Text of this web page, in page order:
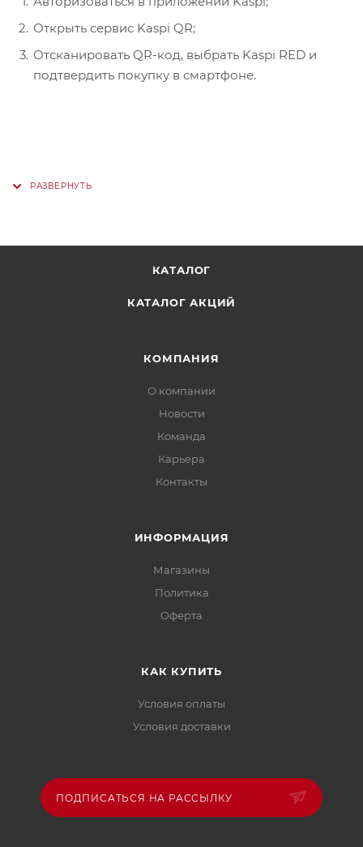
Открыть сервис Kaspi QR;
Отсканировать QR-код, выбрать Kaspi RED и
подтвердить покупку в смартфоне.
КАТАЛОГ
КАТАЛОГ АКЦИЙ
КОМПАНИЯ
О компании
Новости
Команда
Карьера
Контакты
ИНФОРМАЦИЯ
Магазины
Политика
Офертa
КАК КУПИТЬ
Условия оплаты
Условия доставки
ПОДПИСАТЬСЯ НА РАССЫЛКУ